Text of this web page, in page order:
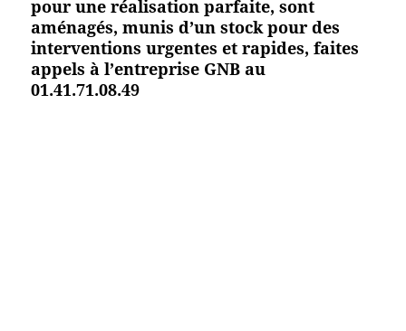
pour une réalisation parfaite, sont
aménagés, munis d’un stock pour des
interventions urgentes et rapides, faites
appels à l’entreprise GNB au
01.41.71.08.49